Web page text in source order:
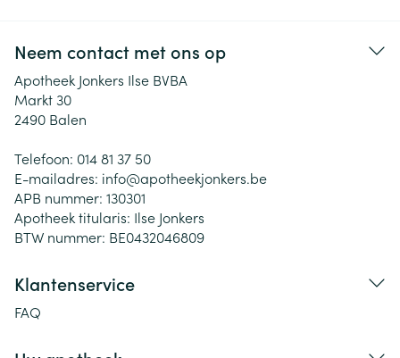
Neem contact met ons op
Apotheek Jonkers Ilse BVBA
Markt 30
2490 Balen
Telefoon: 014 81 37 50
E-mailadres: info@apotheekjonkers.be
APB nummer: 130301
Apotheek titularis: Ilse Jonkers
BTW nummer: BE0432046809
Klantenservice
FAQ